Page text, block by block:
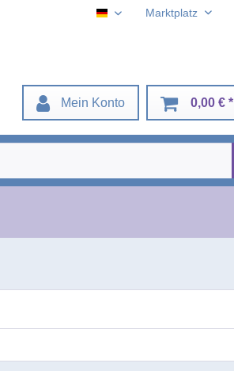
DeustchMarktplatz
Mein Konto 0,00 € *